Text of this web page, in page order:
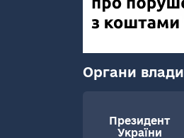
Органи влади
Президент
України